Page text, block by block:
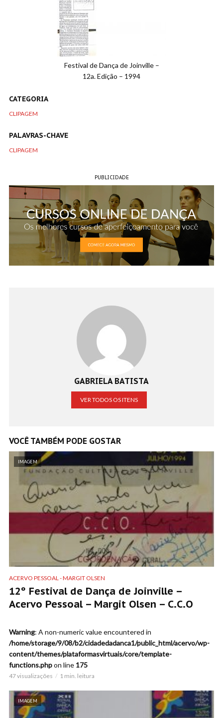
Festival de Dança de Joinville –
12a. Edição – 1994
CATEGORIA
CLIPAGEM
PALAVRAS-CHAVE
CLIPAGEM
PUBLICIDADE
GABRIELA BATISTA
VER TODOS OS ITENS
VOCÊ TAMBÉM PODE GOSTAR
IMAGEM
ACERVO PESSOAL - MARGIT OLSEN
12º Festival de Dança de Joinville –
Acervo Pessoal – Margit Olsen – C.C.O
Warning: A non-numeric value encountered in
/home/storage/9/08/b2/cidadedadanca1/public_html/acervo/wp-
content/themes/plataformasvirtuais/core/template-
functions.phpon line 175
47 visualizações 1 min. leitura
IMAGEM